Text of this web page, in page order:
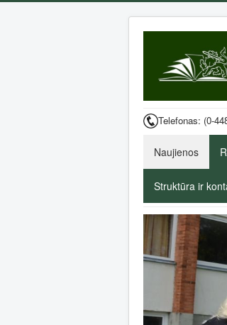
Telefonas: (0-
Naujienos
Struktūra ir